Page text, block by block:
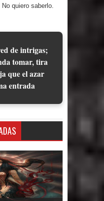
quiero saberlo.
de intrigas;
tomar, tira
que el azar
entrada